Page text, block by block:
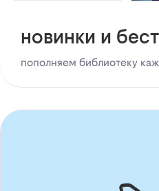
новинки и
пополняем библиотеку